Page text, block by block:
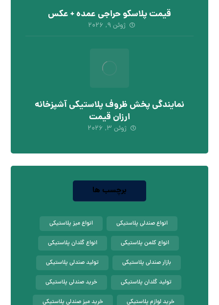
قیمت پلاسکو حراجی عمده + عکس
ژوئن ۹, ۲۰۲۶
نمایندگی پخش ظروف پلاستیکی آشپزخانه
ارزان قیمت
ژوئن ۳, ۲۰۲۶
برچسب ها
انواع صندلی پلاستیکی انواع میز پلاستیکی
انواع کلمن پلاستیکی انواع گلدان پلاستیکی
بازار صندلی پلاستیکی تولید صندلی پلاستیکی
تولید گلدان پلاستیکی خرید صندلی پلاستیکی
خرید لوازم پلاستیکی خرید میز صندلی پلاستیکی